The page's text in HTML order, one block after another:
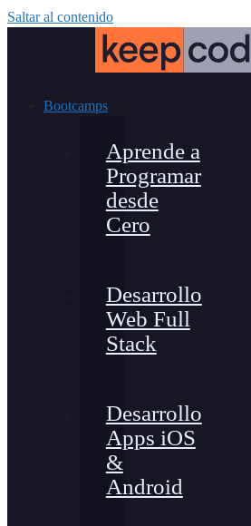
Saltar al contenido
Bootcamps
Aprende a
Programar
desde
Cero
Desarrollo
Web Full
Stack
Desarrollo
Apps iOS
&
Android